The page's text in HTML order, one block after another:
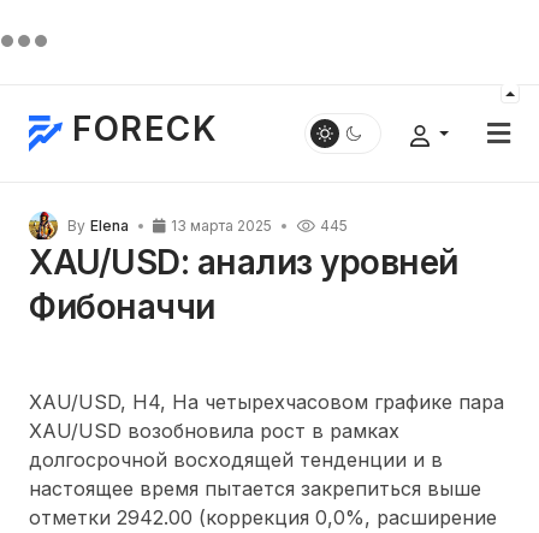
FORECK
By Elena 13 марта 2025 445
XAU/USD: анализ уровней
Фибоначчи
XAU/USD, Н4, На четырехчасовом графике пара
XAU/USD возобновила рост в рамках
долгосрочной восходящей тенденции и в
настоящее время пытается закрепиться выше
отметки 2942.00 (коррекция 0,0%, расширение